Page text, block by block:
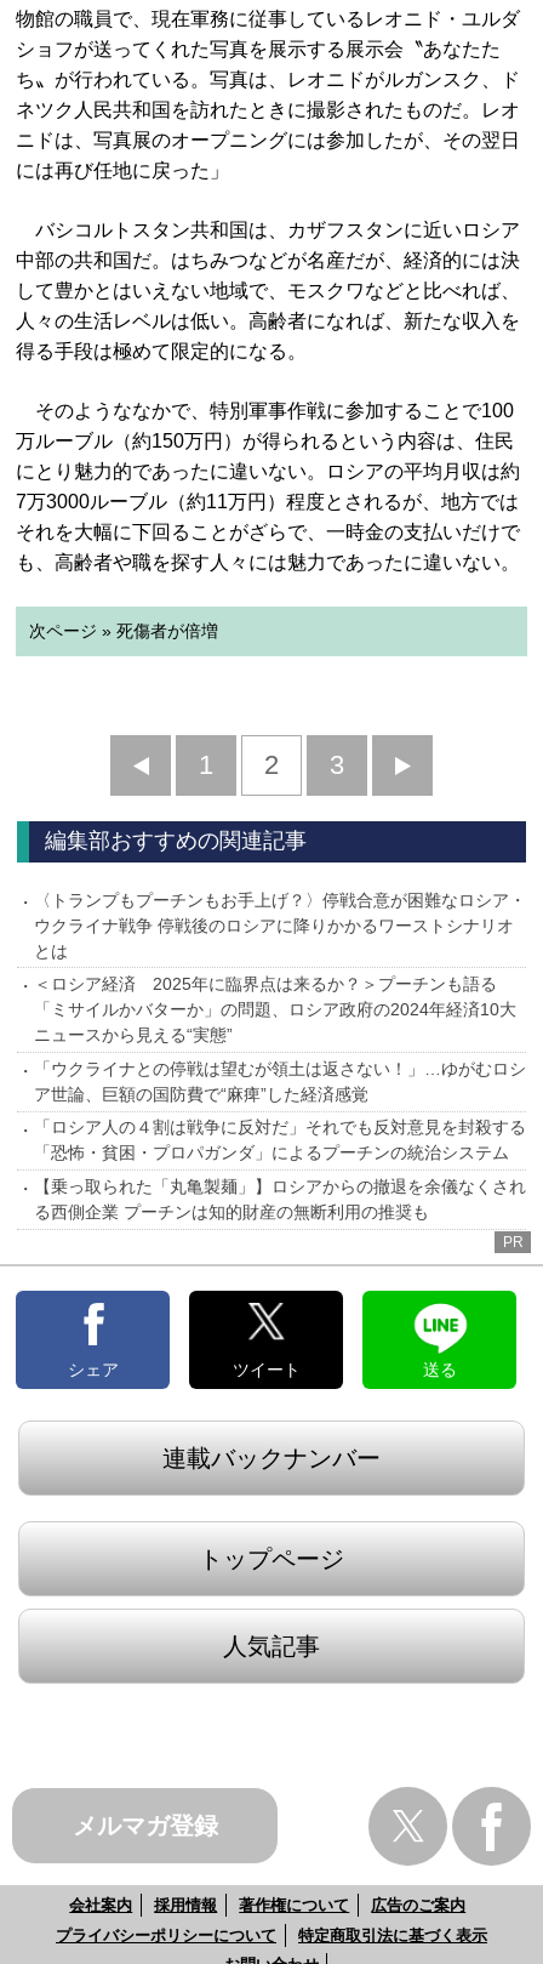
物館の職員で、現在軍務に従事しているレオニド・ユルダ
ショフが送ってくれた写真を展示する展示会〝あなたた
ち〟が行われている。写真は、レオニドがルガンスク、ド
ネツク人民共和国を訪れたときに撮影されたものだ。レオ
ニドは、写真展のオープニングには参加したが、その翌日
には再び任地に戻った」
バシコルトスタン共和国は、カザフスタンに近いロシア
中部の共和国だ。はちみつなどが名産だが、経済的には決
して豊かとはいえない地域で、モスクワなどと比べれば、
人々の生活レベルは低い。高齢者になれば、新たな収入を
得る手段は極めて限定的になる。
そのようななかで、特別軍事作戦に参加することで100
万ルーブル（約150万円）が得られるという内容は、住民
にとり魅力的であったに違いない。ロシアの平均月収は約
7万3000ルーブル（約11万円）程度とされるが、地方では
それを大幅に下回ることがざらで、一時金の支払いだけで
も、高齢者や職を探す人々には魅力であったに違いない。
次ページ » 死傷者が倍増
前
へ
1 2 3
へ
編集部おすすめの関連記事
〈トランプもプーチンもお手上げ？〉停戦合意が困難なロシア・
ウクライナ戦争 停戦後のロシアに降りかかるワーストシナリオ
とは
＜ロシア経済 2025年に臨界点は来るか？＞プーチンも語る
「ミサイルかバターか」の問題、ロシア政府の2024年経済10大
ニュースから見える“実態”
「ウクライナとの停戦は望むが領土は返さない！」…ゆがむロシ
ア世論、巨額の国防費で“麻痺”した経済感覚
「ロシア人の４割は戦争に反対だ」それでも反対意見を封殺する
「恐怖・貧困・プロパガンダ」によるプーチンの統治システム
【乗っ取られた「丸亀製麺」】ロシアからの撤退を余儀なくされ
る西側企業 プーチンは知的財産の無断利用の推奨も
PR
シェア ツイート 送る
連載バックナンバー
トップページ
人気記事
メルマガ登録
会社案内 採用情報 著作権について
広告のご案内
プライバシーポリシーについて
特定商取引法に基づく表示